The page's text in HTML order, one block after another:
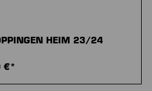
HEIM 23/24
€*